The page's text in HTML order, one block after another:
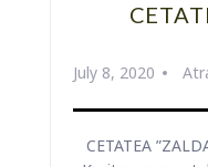
July 8, 2020
CETATEA